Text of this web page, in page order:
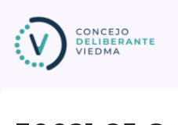
contenido